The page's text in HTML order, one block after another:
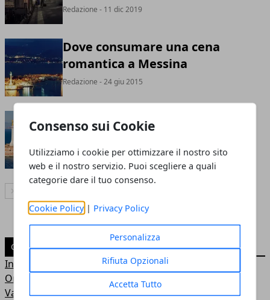
Consenso sui Cookie
Utilizziamo i cookie per ottimizzare il nostro sito
web e il nostro servizio. Puoi scegliere a quali
categorie dare il tuo consenso.
Cookie Policy | Privacy Policy
Personalizza
Rifiuta Opzionali
Accetta Tutto
Redazione - 11 dic 2019
Dove consumare una cena
romantica a Messina
Redazione - 24 giu 2015
Luoghi da visitare a Messina
Articolo Successivo
CATEGORIE
In Città
Online
Varie